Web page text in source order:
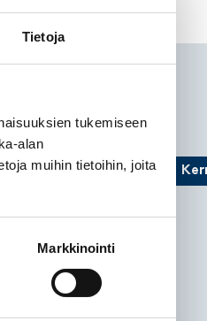
Tietoja
tukemiseen
alan
muihin tietoihin, joita
Markkinointi